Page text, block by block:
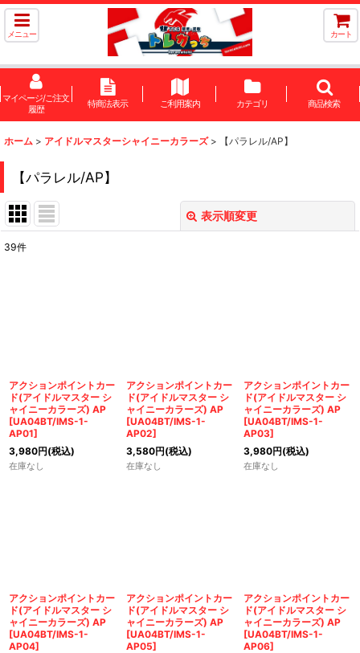
メニュー カート
マイページ/ご注文
履歴
特商法表示 ご利用案内 カテゴリ 商品検索
ホーム > アイドルマスターシャイニーカラーズ > 【パラレル/AP】
【パラレル/AP】
表示順変更
絞り込む
39件
アクションポイントカー
ド(アイドルマスター シ
ャイニーカラーズ) AP
[UA04BT/IMS-1-
AP01]
3,980円(税込)
在庫なし
アクションポイントカー
ド(アイドルマスター シ
ャイニーカラーズ) AP
[UA04BT/IMS-1-
AP02]
3,580円(税込)
在庫なし
アクションポイントカー
ド(アイドルマスター シ
ャイニーカラーズ) AP
[UA04BT/IMS-1-
AP03]
3,980円(税込)
在庫なし
アクションポイントカー
ド(アイドルマスター シ
ャイニーカラーズ) AP
[UA04BT/IMS-1-
AP04]
アクションポイントカー
ド(アイドルマスター シ
ャイニーカラーズ) AP
[UA04BT/IMS-1-
AP05]
アクションポイントカー
ド(アイドルマスター シ
ャイニーカラーズ) AP
[UA04BT/IMS-1-
AP06]